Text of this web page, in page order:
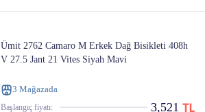
Ümit 2762 Camaro M Erkek Dağ Bisikleti 408h
V 27.5 Jant 21 Vites Siyah Mavi
3 Mağazada
Başlangıç ​​fiyatı: 3,521